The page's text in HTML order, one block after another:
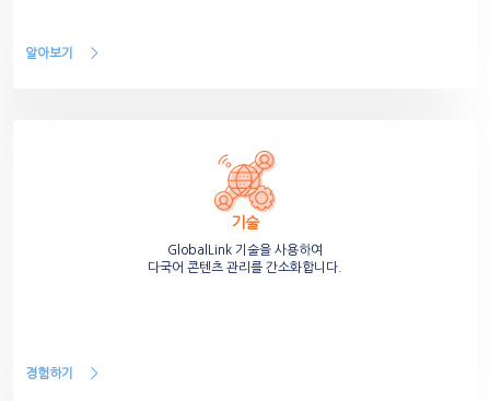
알아보기
기술
GlobalLink 기술을 사용하여
다국어 콘텐츠 관리를 간소화합니다.
경험하기